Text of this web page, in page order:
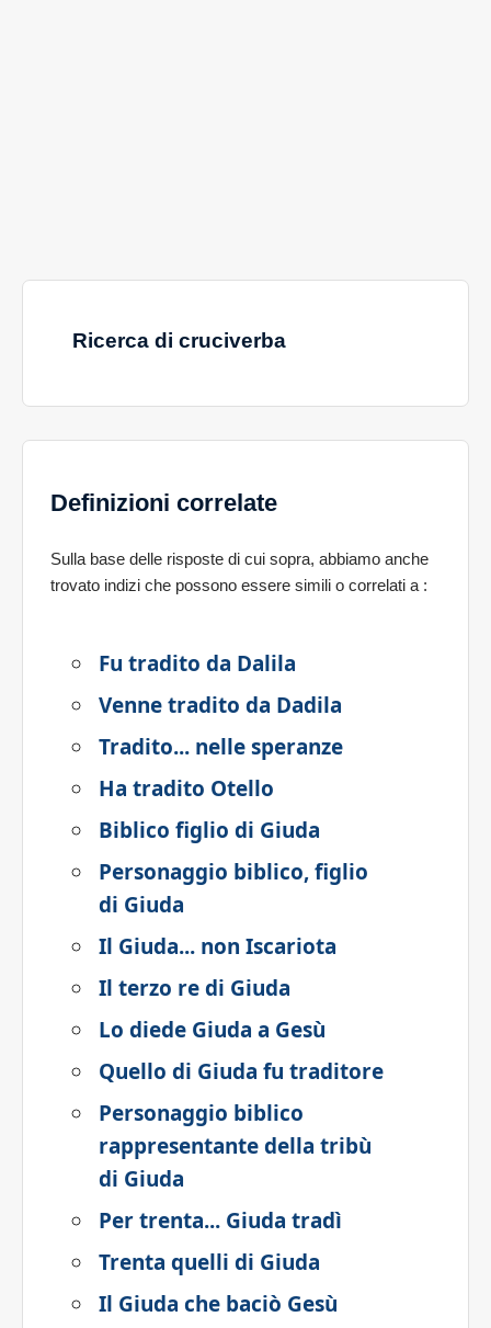
Ricerca di cruciverba
Definizioni correlate
Sulla base delle risposte di cui sopra, abbiamo anche
trovato indizi che possono essere simili o correlati a :
Fu tradito da Dalila
Venne tradito da Dadila
Tradito... nelle speranze
Ha tradito Otello
Biblico figlio di Giuda
Personaggio biblico, figlio
di Giuda
Il Giuda... non Iscariota
Il terzo re di Giuda
Lo diede Giuda a Gesù
Quello di Giuda fu traditore
Personaggio biblico
rappresentante della tribù
di Giuda
Per trenta... Giuda tradì
Trenta quelli di Giuda
Il Giuda che baciò Gesù